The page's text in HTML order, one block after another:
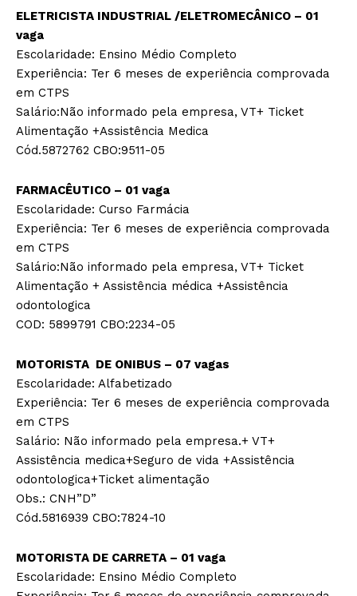
ELETRICISTA INDUSTRIAL /ELETROMECÂNICO – 01
vaga
Escolaridade: Ensino Médio Completo
Experiência: Ter 6 meses de experiência comprovada
em CTPS
Salário:Não informado pela empresa, VT+ Ticket
Alimentação +Assistência Medica
Cód.5872762 CBO:9511-05
FARMACÊUTICO – 01 vaga
Escolaridade: Curso Farmácia
Experiência: Ter 6 meses de experiência comprovada
em CTPS
Salário:Não informado pela empresa, VT+ Ticket
Alimentação + Assistência médica +Assistência
odontologica
COD: 5899791 CBO:2234-05
MOTORISTA DE ONIBUS – 07 vagas
Escolaridade: Alfabetizado
Experiência: Ter 6 meses de experiência comprovada
em CTPS
Salário: Não informado pela empresa.+ VT+
Assistência medica+Seguro de vida +Assistência
odontologica+Ticket alimentação
Obs.: CNH”D”
Cód.5816939 CBO:7824-10
MOTORISTA DE CARRETA – 01 vaga
Escolaridade: Ensino Médio Completo